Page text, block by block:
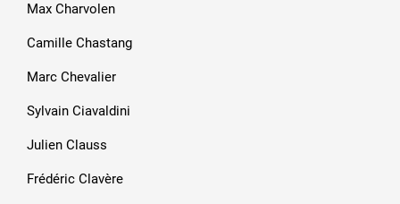
Max Charvolen
Camille Chastang
Marc Chevalier
Sylvain Ciavaldini
Julien Clauss
Frédéric Clavère